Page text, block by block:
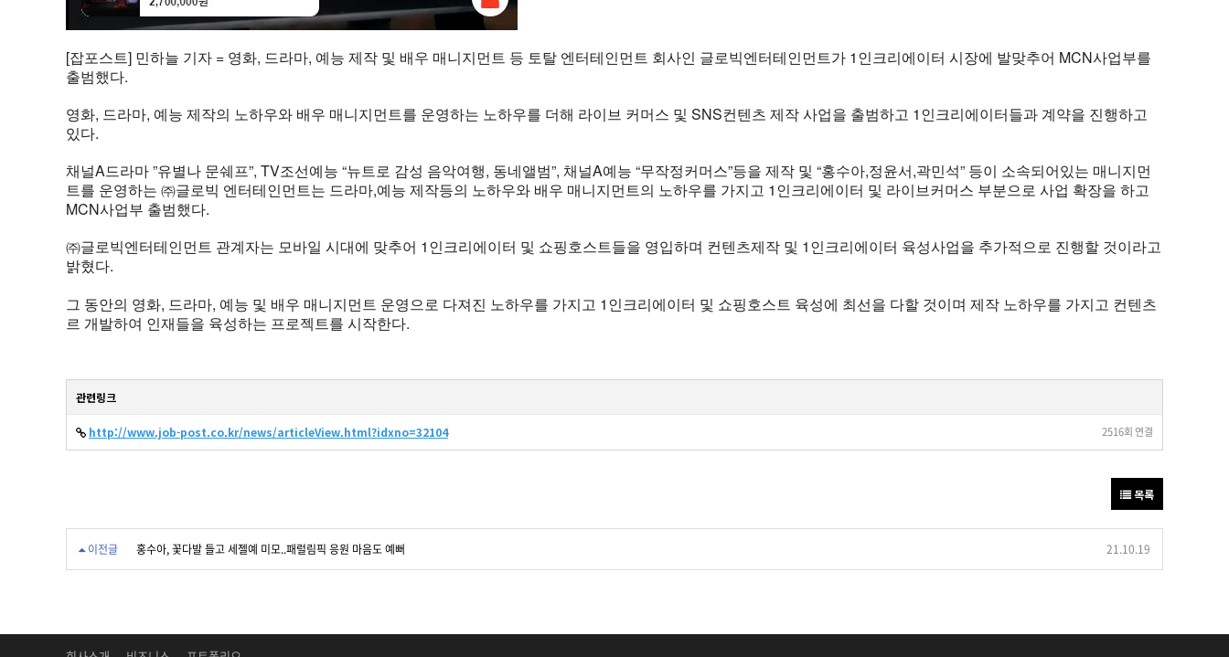
[잡포스트] 민하늘 기자 = 영화, 드라마, 예능 제작 및 배우 매니지먼트 등 토탈 엔터테인먼트 회사인 글로빅엔터테인먼트가 1인크리에이터 시장에 발맞추어 MCN사업부를
출범했다.
영화, 드라마, 예능 제작의 노하우와 배우 매니지먼트를 운영하는 노하우를 더해 라이브 커머스 및 SNS컨텐츠 제작 사업을 출범하고 1인크리에이터들과 계약을 진행하고
있다.
채널A드라마 ”유별나 문쉐프”, TV조선예능 “뉴트로 감성 음악여행, 동네앨범”, 채널A예능 “무작정커머스”등을 제작 및 “홍수아,정윤서,곽민석” 등이 소속되어있는 매니지먼
트를 운영하는 ㈜글로빅 엔터테인먼트는 드라마,예능 제작등의 노하우와 배우 매니지먼트의 노하우를 가지고 1인크리에이터 및 라이브커머스 부분으로 사업 확장을 하고
MCN사업부 출범했다.
㈜글로빅엔터테인먼트 관계자는 모바일 시대에 맞추어 1인크리에이터 및 쇼핑호스트들을 영입하며 컨텐츠제작 및 1인크리에이터 육성사업을 추가적으로 진행할 것이라고
밝혔다.
그 동안의 영화, 드라마, 예능 및 배우 매니지먼트 운영으로 다져진 노하우를 가지고 1인크리에이터 및 쇼핑호스트 육성에 최선을 다할 것이며 제작 노하우를 가지고 컨텐츠
르 개발하여 인재들을 육성하는 프로젝트를 시작한다.
관련링크
http://www.job-post.co.kr/news/articleView.html?idxno=32104 2516회 연결
목록
이전글 홍수아, 꽃다발 들고 세젤예 미모..패럴림픽 응원 마음도 예뻐 21.10.19